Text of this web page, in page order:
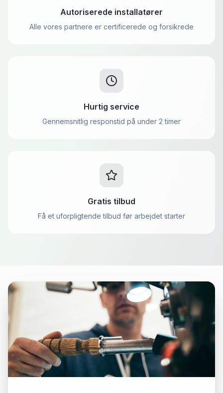
Autoriserede installatører
Alle vores partnere er certificerede og forsikrede
Hurtig service
Gennemsnitlig responstid på under 2 timer
Gratis tilbud
Få et uforpligtende tilbud før arbejdet starter